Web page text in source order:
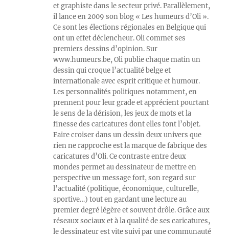
et graphiste dans le secteur privé. Parallèlement,
il lance en 2009 son blog « Les humeurs d’Oli ».
Ce sont les élections régionales en Belgique qui
ont un effet déclencheur. Oli commet ses
premiers dessins d’opinion. Sur
www.humeurs.be, Oli publie chaque matin un
dessin qui croque l’actualité belge et
internationale avec esprit critique et humour.
Les personnalités politiques notamment, en
prennent pour leur grade et apprécient pourtant
le sens de la dérision, les jeux de mots et la
finesse des caricatures dont elles font l’objet.
Faire croiser dans un dessin deux univers que
rien ne rapproche est la marque de fabrique des
caricatures d’Oli. Ce contraste entre deux
mondes permet au dessinateur de mettre en
perspective un message fort, son regard sur
l’actualité (politique, économique, culturelle,
sportive…) tout en gardant une lecture au
premier degré légère et souvent drôle. Grâce aux
réseaux sociaux et à la qualité de ses caricatures,
le dessinateur est vite suivi par une communauté